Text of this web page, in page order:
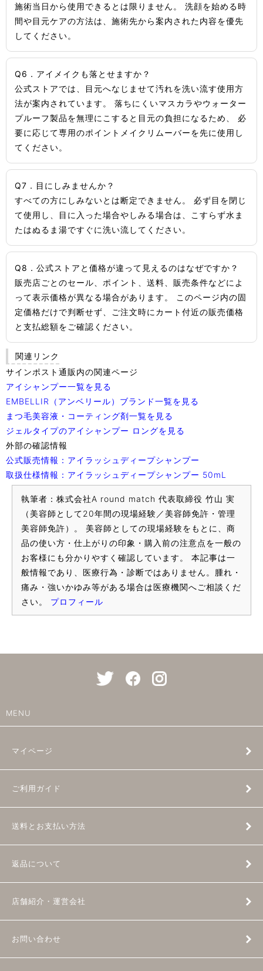
施術当日から使用できるとは限りません。 洗顔を始める時
間や目元ケアの方法は、施術先から案内された内容を優先
してください。
Q6．アイメイクも落とせますか？
公式ストアでは、目元へなじませて汚れを洗い流す使用方
法が案内されています。 落ちにくいマスカラやウォーター
プルーフ製品を無理にこすると目元の負担になるため、 必
要に応じて専用のポイントメイクリムーバーを先に使用し
てください。
Q7．目にしみませんか？
すべての方にしみないとは断定できません。 必ず目を閉じ
て使用し、目に入った場合やしみる場合は、こすらず水ま
たはぬるま湯ですぐに洗い流してください。
Q8．公式ストアと価格が違って見えるのはなぜですか？
販売店ごとのセール、ポイント、送料、販売条件などによ
って表示価格が異なる場合があります。 このページ内の固
定価格だけで判断せず、ご注文時にカート付近の販売価格
と支払総額をご確認ください。
関連リンク
サインポスト通販内の関連ページ
アイシャンプー一覧を見る
EMBELLIR（アンベリール）ブランド一覧を見る
まつ毛美容液・コーティング剤一覧を見る
ジェルタイプのアイシャンプー ロングを見る
外部の確認情報
公式販売情報：アイラッシュディープシャンプー
取扱仕様情報：アイラッシュディープシャンプー 50mL
執筆者：株式会社A round match 代表取締役 竹山 実
（美容師として20年間の現場経験／美容師免許・管理
美容師免許）。 美容師としての現場経験をもとに、商
品の使い方・仕上がりの印象・購入前の注意点を一般の
お客様にも分かりやすく確認しています。 本記事は一
般情報であり、医療行為・診断ではありません。腫れ・
痛み・強いかゆみ等がある場合は医療機関へご相談くだ
さい。 プロフィール
MENU
マイページ
ご利用ガイド
送料とお支払い方法
返品について
店舗紹介・運営会社
お問い合わせ